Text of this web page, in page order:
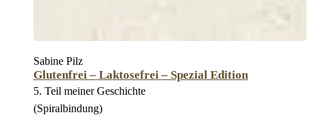
Sabine Pilz
Glutenfrei – Laktosefrei – Spezial Edition
5. Teil meiner Geschichte
(Spiralbindung)